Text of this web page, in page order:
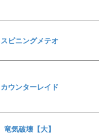
スピニングメテオ
カウンターレイド
竜気破壊【大】